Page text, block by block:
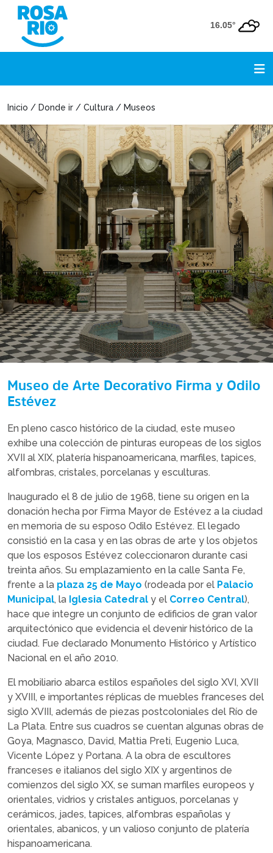
16.05°
Inicio / Donde ir / Cultura / Museos
Museo de Arte Decorativo Firma y Odilo
Estévez
En pleno casco histórico de la ciudad, este museo
exhibe una colección de pinturas europeas de los siglos
XVII al XIX, platería hispanoamericana, marfiles, tapices,
alfombras, cristales, porcelanas y esculturas.
Inaugurado el 8 de julio de 1968, tiene su origen en la
donación hecha por Firma Mayor de Estévez a la ciudad
en memoria de su esposo Odilo Estévez. El legado
consistió en la casa y en las obras de arte y los objetos
que los esposos Estévez coleccionaron durante casi
treinta años. Su emplazamiento en la calle Santa Fe,
frente a la plaza 25 de Mayo (rodeada por el Palacio
Municipal, la Iglesia Catedral y el Correo Central),
hace que integre un conjunto de edificios de gran valor
arquitectónico que evidencia el devenir histórico de la
ciudad. Fue declarado Monumento Histórico y Artístico
Nacional en el año 2010.
El mobiliario abarca estilos españoles del siglo XVI, XVII
y XVIII, e importantes réplicas de muebles franceses del
siglo XVIII, además de piezas postcoloniales del Río de
La Plata. Entre sus cuadros se cuentan algunas obras de
Goya, Magnasco, David, Mattia Preti, Eugenio Luca,
Vicente López y Portana. A la obra de escultores
franceses e italianos del siglo XIX y argentinos de
comienzos del siglo XX, se suman marfiles europeos y
orientales, vidrios y cristales antiguos, porcelanas y
cerámicos, jades, tapices, alfombras españolas y
orientales, abanicos, y un valioso conjunto de platería
hispanoamericana.